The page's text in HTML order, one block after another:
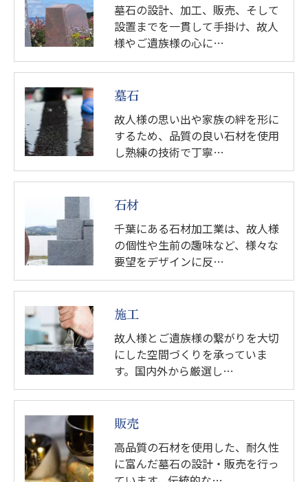
墓石の設計、加工、販売、そして
設置までを一貫して手掛け、故人
様やご遺族様の心に…
墓石
故人様の思い出や家族の絆を形に
するため、品質の良い石材を使用
し熟練の技術で丁寧…
石材
千葉にある石材加工業は、故人様
の個性や生前の趣味など、様々な
要望をデザインに反…
施工
故人様とご遺族様の繋がりを大切
にした空間づくりを承っていま
す。国内外から厳選し…
販売
高品質の石材を使用した、耐久性
に富んだ墓石の設計・販売を行っ